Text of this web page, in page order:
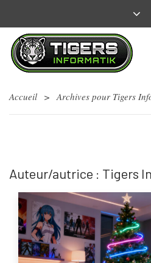
Accueil > Archives pour Tigers
Auteur/autrice : Tigers